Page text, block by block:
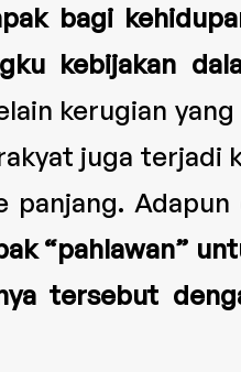
bagi
kebijakan
kerugian
juga terjadi
“pahlawan”
tersebut